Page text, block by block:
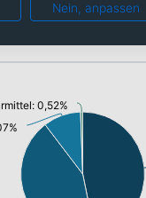
0,52%
Nein, anpassen